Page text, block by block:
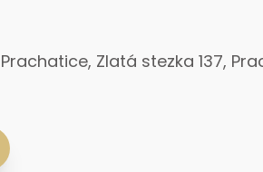
Zlatá stezka 137,